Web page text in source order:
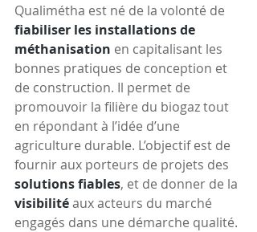
Qualimétha est né de la volonté de
fiabiliser les installations de
méthanisation en capitalisant les
bonnes pratiques de conception et
de construction. Il permet de
promouvoir la filière du biogaz tout
en répondant à l’idée d’une
agriculture durable. L’objectif est de
fournir aux porteurs de projets des
solutions fiables, et de donner de la
visibilité aux acteurs du marché
engagés dans une démarche qualité.